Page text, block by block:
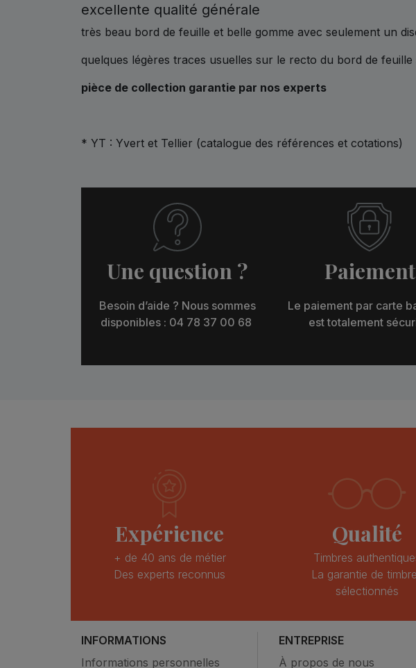
excellente qualité générale
très beau bord de feuille et belle gomme avec seulement un
quelques légères traces usuelles sur le recto du bord de
pièce de collection garantie par nos experts
* YT : Yvert et Tellier (catalogue des références et cotations)
Une question ?
Besoin d’aide ? Nous sommes
disponibles : 04 78 37 00 68
Paiement
Le paiement par carte
est totalement
Expérience
+ de 40 ans de métier
Des experts reconnus
Qualité
Timbres
La garantie de
sélectionnés
INFORMATIONS
Informations personnelles
ENTREPRISE
À propos de nous